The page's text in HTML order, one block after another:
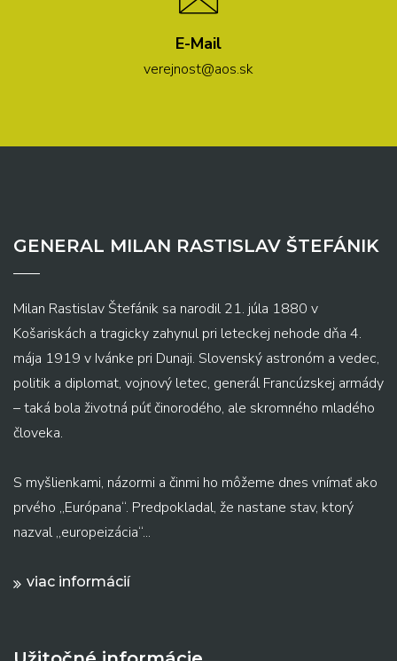
E-Mail
verejnost@aos.sk
GENERAL MILAN RASTISLAV ŠTEFÁNIK
Milan Rastislav Štefánik sa narodil 21. júla 1880 v
Košariskách a tragicky zahynul pri leteckej nehode dňa 4.
mája 1919 v Ivánke pri Dunaji. Slovenský astronóm a vedec,
politik a diplomat, vojnový letec, generál Francúzskej armády
– taká bola životná púť činorodého, ale skromného mladého
človeka.
S myšlienkami, názormi a činmi ho môžeme dnes vnímať ako
prvého „Európana“. Predpokladal, že nastane stav, ktorý
nazval „europeizácia“...
viac informácií